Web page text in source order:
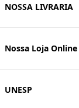
NOSSA LIVRARIA
Nossa Loja Online
UNESP